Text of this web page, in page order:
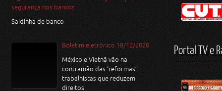
segurança nos bancos
Saidinha de banco
Boletim eletrônico 18/12/2020
México e Vietnã vão na
contramão das ‘reformas’
trabalhistas que reduzem
direitos
Portal TV e